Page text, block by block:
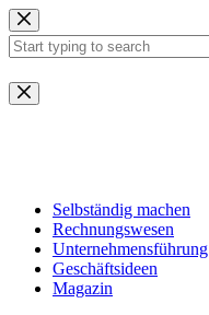
Zum
Inhalt
springen
Keine
Ergebnisse
Selbständig machen
Rechnungswesen
Unternehmensführung
Geschäftsideen
Magazin